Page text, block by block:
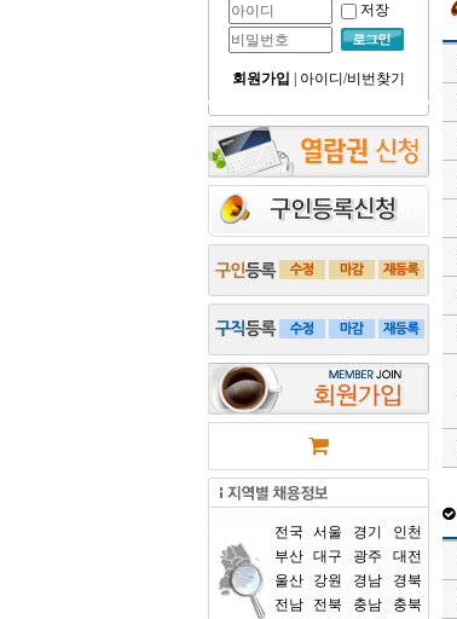
저장
회원가입 아이디/비번찾기
전국 서울 경기
인천
부산 대구 광주
대전
울산
강원 경남
경북
전남
전북 충남
충북